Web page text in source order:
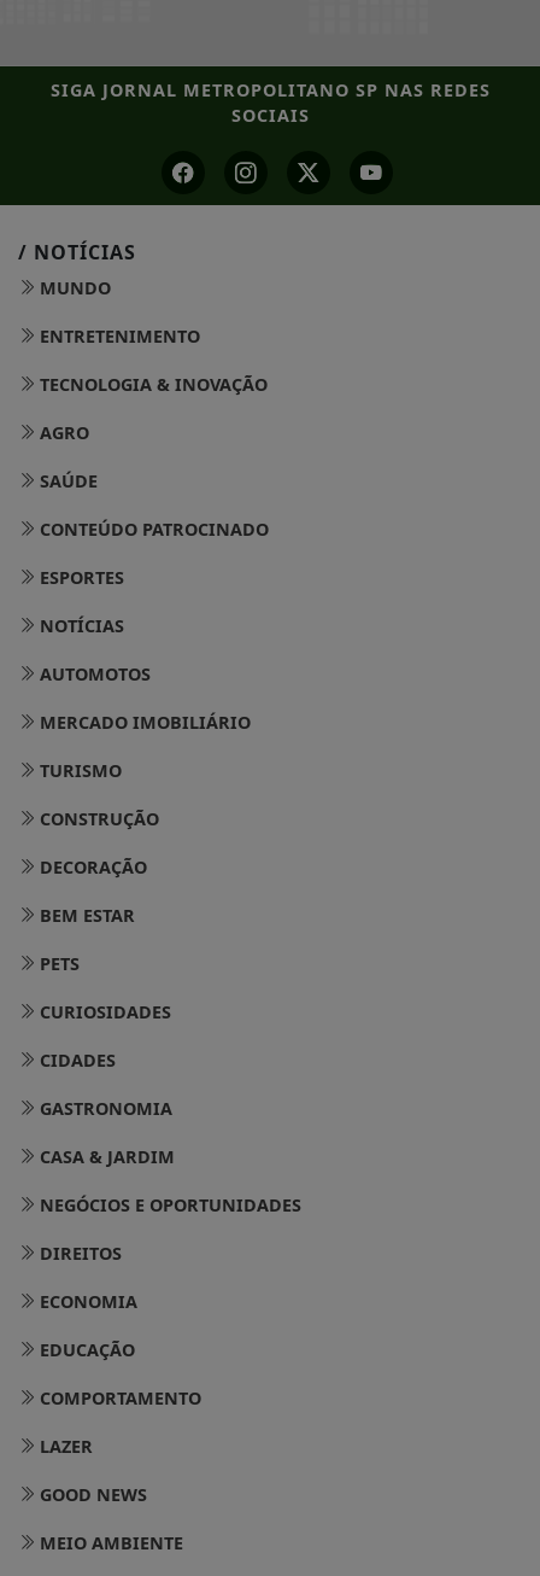
SIGA JORNAL METROPOLITANO SP NAS REDES
SOCIAIS
/ NOTÍCIAS
MUNDO
ENTRETENIMENTO
TECNOLOGIA & INOVAÇÃO
AGRO
SAÚDE
CONTEÚDO PATROCINADO
ESPORTES
NOTÍCIAS
AUTOMOTOS
MERCADO IMOBILIÁRIO
TURISMO
CONSTRUÇÃO
DECORAÇÃO
BEM ESTAR
PETS
CURIOSIDADES
CIDADES
GASTRONOMIA
CASA & JARDIM
NEGÓCIOS E OPORTUNIDADES
DIREITOS
ECONOMIA
EDUCAÇÃO
COMPORTAMENTO
LAZER
GOOD NEWS
MEIO AMBIENTE